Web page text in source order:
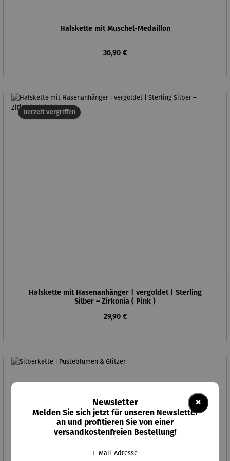
Halskette mit Muschel-Medaillon
Regulärer Preis:
36,90 €
Derzeit vergriffen
Halskette mit Hasenanhänger | vergoldet | Sterling
Silber – Zirkonia ( Pink )
Regulärer Preis:
29,90 €
×
Newsletter
Melden Sie sich jetzt für unseren Newsletter
an und profitieren Sie von einer
versandkostenfreien Bestellung!
E-Mail-Adresse